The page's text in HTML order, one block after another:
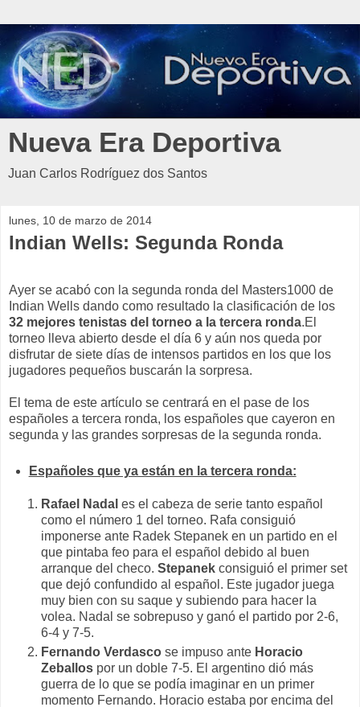
Nueva Era Deportiva
Juan Carlos Rodríguez dos Santos
lunes, 10 de marzo de 2014
Indian Wells: Segunda Ronda
Ayer se acabó con la segunda ronda del Masters1000 de
Indian Wells dando como resultado la clasificación de los
32 mejores tenistas del torneo a la tercera ronda.El
torneo lleva abierto desde el día 6 y aún nos queda por
disfrutar de siete días de intensos partidos en los que los
jugadores pequeños buscarán la sorpresa.
El tema de este artículo se centrará en el pase de los
españoles a tercera ronda, los españoles que cayeron en
segunda y las grandes sorpresas de la segunda ronda.
Españoles que ya están en la tercera ronda:
Rafael Nadal es el cabeza de serie tanto español
como el número 1 del torneo. Rafa consiguió
imponerse ante Radek Stepanek en un partido en el
que pintaba feo para el español debido al buen
arranque del checo. Stepanek consiguió el primer set
que dejó confundido al español. Este jugador juega
muy bien con su saque y subiendo para hacer la
volea. Nadal se sobrepuso y ganó el partido por 2-6,
6-4 y 7-5.
Fernando Verdasco se impuso ante Horacio
Zeballos por un doble 7-5. El argentino dió más
guerra de lo que se podía imaginar en un primer
momento Fernando. Horacio estaba por encima del